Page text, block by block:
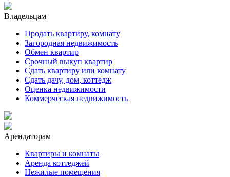
Владельцам
Продать квартиру, комнату
Загородная недвижимость
Обмен квартир
Срочный выкуп квартир
Сдать квартиру или комнату
Сдать дачу, дом, коттедж
Оценка недвижимости
Коммерческая недвижимость
Арендаторам
Квартиры и комнаты
Аренда коттеджей
Нежилые помещения